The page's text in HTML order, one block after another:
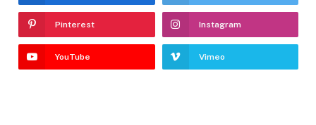
Pinterest Instagram
YouTube Vimeo